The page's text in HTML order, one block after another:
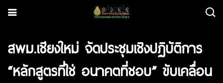
สพม.เชียงใหม่ จัดประชุมเชิงปฏิบัติการ
“หลักสูตรที่ใช่ อนาคตที่ชอบ” ขับเคลื่อน